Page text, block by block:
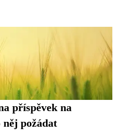
příspěvek na
požádat